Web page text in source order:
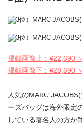
掲載画像上：¥22,690 ＞
掲載画像下：¥28,690 ＞
人気のMARC
ーズバッグは海外限定
している著名人の方が